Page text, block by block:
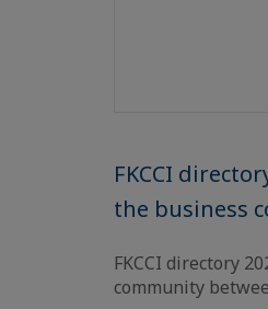
FKCCI
the business
FKCCI directory
community